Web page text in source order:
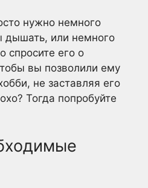
нужно немного
дышать, или немного
спросите его о
вы позволили ему
не заставляя его
Тогда попробуйте